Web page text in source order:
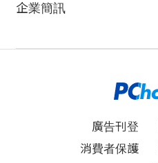
企業簡訊
廣告刊登
消費者保護